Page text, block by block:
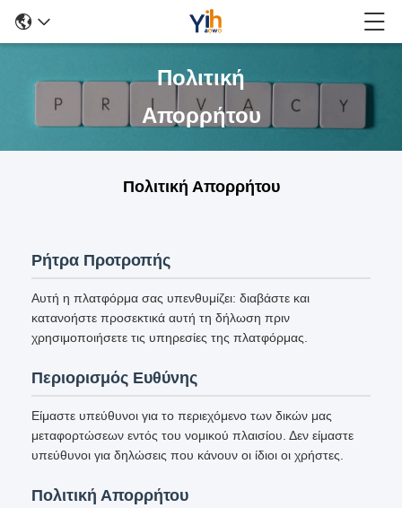
Πολιτική
Απορρήτου
Πολιτική Απορρήτου
Ρήτρα Προτροπής
Αυτή η πλατφόρμα σας υπενθυμίζει: διαβάστε και
κατανοήστε προσεκτικά αυτή τη δήλωση πριν
χρησιμοποιήσετε τις υπηρεσίες της πλατφόρμας.
Περιορισμός Ευθύνης
Είμαστε υπεύθυνοι για το περιεχόμενο των δικών μας
μεταφορτώσεων εντός του νομικού πλαισίου. Δεν είμαστε
υπεύθυνοι για δηλώσεις που κάνουν οι ίδιοι οι χρήστες.
Πολιτική Απορρήτου